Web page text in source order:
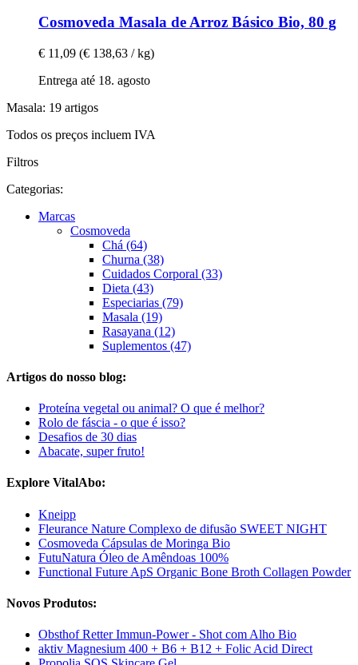
Cosmoveda Masala de Arroz Básico Bio, 80 g
€ 11,09 (€ 138,63 / kg)
Entrega até 18. agosto
Masala: 19 artigos
Todos os preços incluem IVA
Filtros
Categorias:
Marcas
Cosmoveda
Chá (64)
Churna (38)
Cuidados Corporal (33)
Dieta (43)
Especiarias (79)
Masala (19)
Rasayana (12)
Suplementos (47)
Artigos do nosso blog:
Proteína vegetal ou animal? O que é melhor?
Rolo de fáscia - o que é isso?
Desafios de 30 dias
Abacate, super fruto!
Explore VitalAbo:
Kneipp
Fleurance Nature Complexo de difusão SWEET NIGHT
Cosmoveda Cápsulas de Moringa Bio
FutuNatura Óleo de Amêndoas 100%
Functional Future ApS Organic Bone Broth Collagen Powder
Novos Produtos:
Obsthof Retter Immun-Power - Shot com Alho Bio
aktiv Magnesium 400 + B6 + B12 + Folic Acid Direct